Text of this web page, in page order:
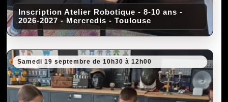
Inscription Atelier Robotique - 8-10 ans -
2026-2027 - Mercredis - Toulouse
Samedi 19 septembre de 10h30 à 12h00